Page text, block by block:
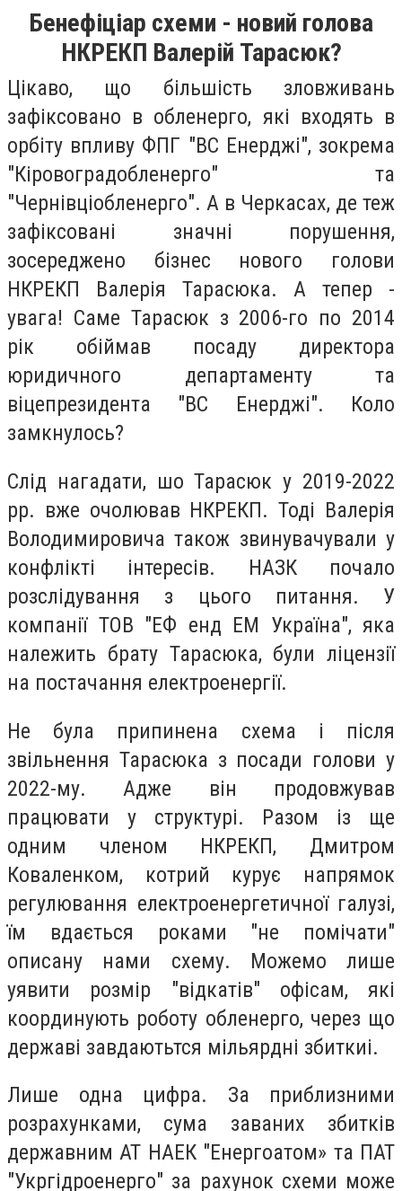
Бенефіціар схеми - новий голова
НКРЕКП Валерій Тарасюк?
Цікаво, що більшість зловживань
зафіксовано в обленерго, які входять в
орбіту впливу ФПГ "ВС Енерджі", зокрема
"Кіровоградобленерго" та
"Чернівціобленерго". А в Черкасах, де теж
зафіксовані значні порушення,
зосереджено бізнес нового голови
НКРЕКП Валерія Тарасюка. А тепер -
увага! Саме Тарасюк з 2006-го по 2014
рік обіймав посаду директора
юридичного департаменту та
віцепрезидента "ВС Енерджі". Коло
замкнулось?
Слід нагадати, шо Тарасюк у 2019-2022
рр. вже очолював НКРЕКП. Тоді Валерія
Володимировича також звинувачували у
конфлікті інтересів. НАЗК почало
розслідування з цього питання. У
компанії ТОВ "ЕФ енд ЕМ Україна", яка
належить брату Тарасюка, були ліцензії
на постачання електроенергії.
Не була припинена схема і після
звільнення Тарасюка з посади голови у
2022-му. Адже він продовжував
працювати у структурі. Разом із ще
одним членом НКРЕКП, Дмитром
Коваленком, котрий курує напрямок
регулювання електроенергетичної галузі,
їм вдається роками "не помічати"
описану нами схему. Можемо лише
уявити розмір "відкатів" офісам, які
координують роботу обленерго, через що
державі завдаютьтся мільярдні збиткиі.
Лише одна цифра. За приблизними
розрахунками, сума заваних збитків
державним АТ НАЕК "Енергоатом» та ПАТ
"Укргідроенерго" за рахунок схеми може